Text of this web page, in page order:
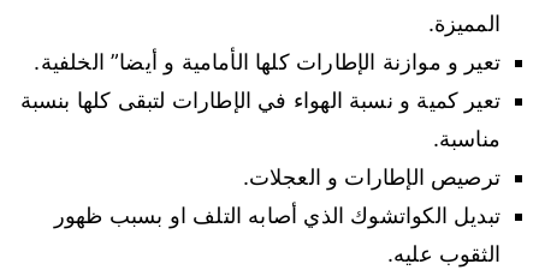
المميزة.
تعير و موازنة الإطارات كلها الأمامية و أيضا” الخلفية.
تعير كمية و نسبة الهواء في الإطارات لتبقى كلها بنسبة
مناسبة.
ترصيص الإطارات و العجلات.
تبديل الكواتشوك الذي أصابه التلف او بسبب ظهور
الثقوب عليه.